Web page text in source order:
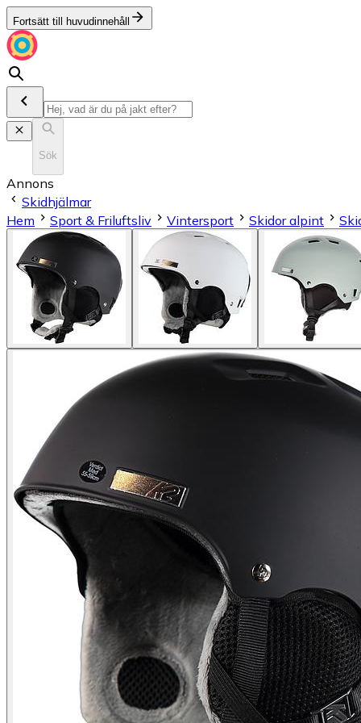
Fortsätt till huvudinnehåll
Sök
Annons
Skidhjälmar
Hem
Sport & Friluftsliv Vintersport Skidor alpint